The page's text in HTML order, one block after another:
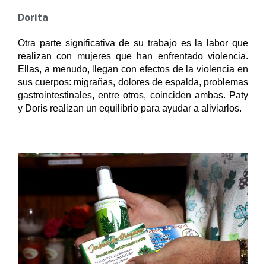
Dorita
Otra parte significativa de su trabajo es la labor que
realizan con mujeres que han enfrentado violencia.
Ellas, a menudo, llegan con efectos de la violencia en
sus cuerpos: migrañas, dolores de espalda, problemas
gastrointestinales, entre otros, coinciden ambas. Paty
y Doris realizan un equilibrio para ayudar a aliviarlos.